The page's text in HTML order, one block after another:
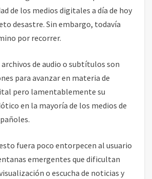
de los medios digitales a día de hoy
desastre. Sin embargo, todavía
por recorrer.
de audio o subtítulos son
para avanzar en materia de
pero lamentablemente su
en la mayoría de los medios de
fuera poco entorpecen al usuario
emergentes que dificultan
o escucha de noticias y